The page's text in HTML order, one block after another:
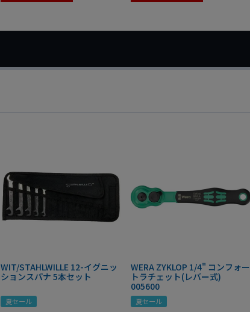
WIT/STAHLWILLE 12-イグニッ
ションスパナ 5本セット
夏セール
WERA ZYKLOP 1/4" コンフォー
トラチェット(レバー式)
005600
夏セール